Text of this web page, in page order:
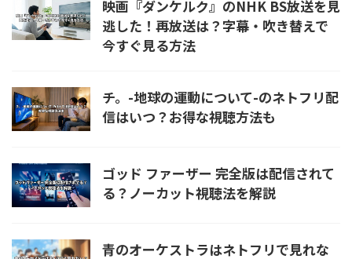
映画『ダンケルク』のNHK BS放送を見
逃した！再放送は？字幕・吹き替えで
今すぐ見る方法
チ。-地球の運動について-のネトフリ配
信はいつ？お得な視聴方法も
ゴッド ファーザー 完全版は配信されて
る？ノーカット視聴法を解説
青のオーケストラはネトフリで見れな